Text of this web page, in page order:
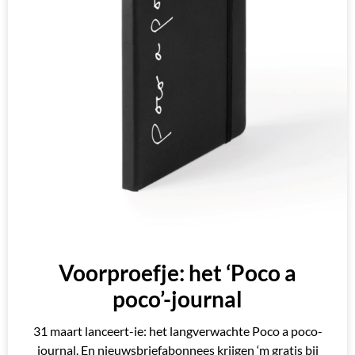
Voorproefje: het ‘Poco a
poco’-journal
31 maart lanceert-ie: het langverwachte Poco a poco-
journal. En nieuwsbriefabonnees krijgen ‘m gratis bij